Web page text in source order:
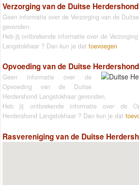
Verzorging van de Duitse
Geen informatie over de Verzorging van de
gevonden.
Heb jij ontbrekende informatie over de
Langstokhaar ? Dan kun je dat toevoegen
Opvoeding van de Duitse
Geen informatie over de
Opvoeding van de Duitse
Herdershond Langstokhaar gevonden.
Heb jij ontbrekende informatie over de
Herdershond Langstokhaar ? Dan kun je dat
Rasvereniging van de Duitse